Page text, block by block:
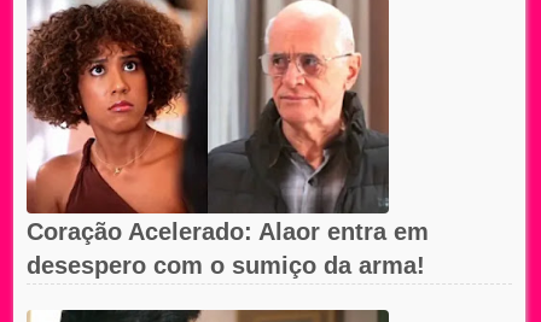
Coração Acelerado: Alaor entra em
desespero com o sumiço da arma!